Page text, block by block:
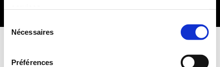
Nécessaires
Préférences